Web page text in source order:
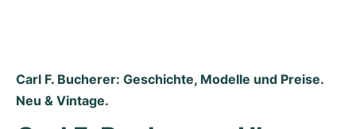
Submariner
Ballon Blanc
Galactic
Vintage
Carl F. Bucherer: Geschichte, Modelle und Preise.
Neu & Vintage.